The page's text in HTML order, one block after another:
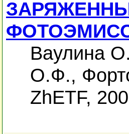
Ваулина
О.Ф.,
ZhETF,